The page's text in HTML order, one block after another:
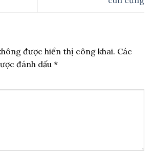
được hiển thị công khai. Các
đánh dấu *